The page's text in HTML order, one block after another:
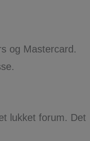
og Mastercard.
lukket forum. Det